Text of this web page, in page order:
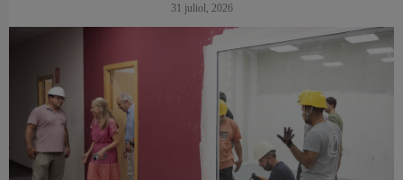
31 juliol, 2026